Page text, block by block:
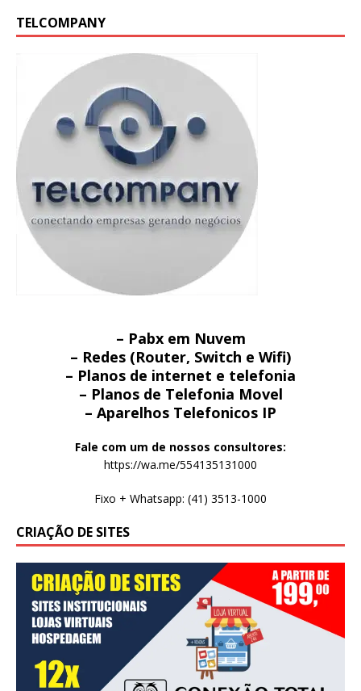
TELCOMPANY
– Pabx em Nuvem
– Redes (Router, Switch e Wifi)
– Planos de internet e telefonia
– Planos de Telefonia Movel
– Aparelhos Telefonicos IP
Fale com um de nossos consultores:
https://wa.me/554135131000
Fixo + Whatsapp: (41) 3513-1000
CRIAÇÃO DE SITES